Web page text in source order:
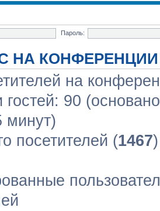
Пароль:
НА КОНФЕРЕНЦИИ
на
90
минут)
посетителей (1467